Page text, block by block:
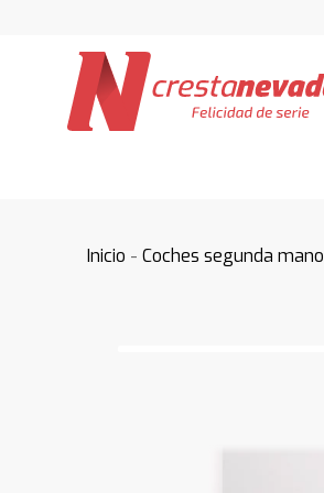
Inicio -Coches segunda mano